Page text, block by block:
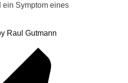
ein Symptom eines
Raul Gutmann